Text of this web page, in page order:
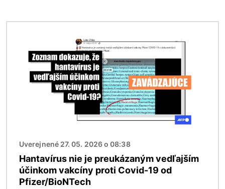
Uverejnené 27. 05. 2026 o 08:38
Hantavírus nie je preukázaným vedľajším
účinkom vakcíny proti Covid-19 od
Pfizer/BioNTech